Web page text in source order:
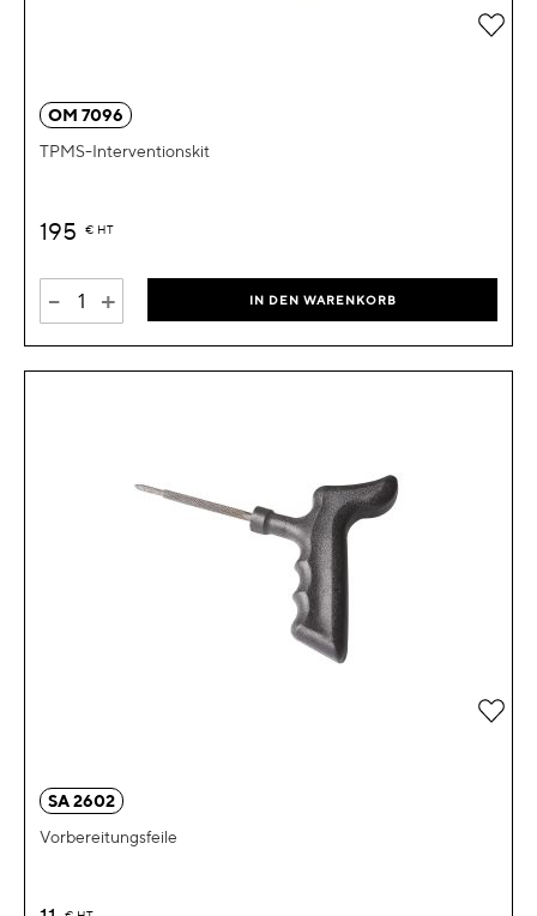
OM 7096
TPMS-Interventionskit
195 € HT
- + IN DEN WARENKORB
Zur
SA 2602
Vorbereitungsfeile
Zur